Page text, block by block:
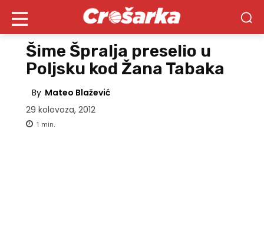
Šime Špralja preselio u
Poljsku kod Žana Tabaka
By Mateo Blažević
29 kolovoza, 2012
1 min.